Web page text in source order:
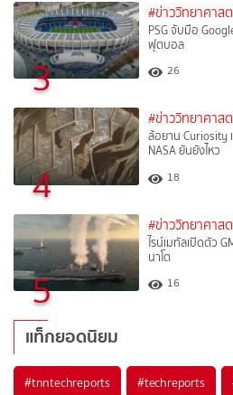
3
#ข่าววิทยาศาสต
PSG จับมือ
ฟุตบอล
26
4
#ข่าววิทยาศาสต
ล้อยาน Curiosity
NASA ยันยังไหว
18
5
#ข่าววิทยาศาสต
ไรน์เมทัลเปิดตัว
นาโต
16
แท็กยอดนิยม
#tnntechreports #techreports